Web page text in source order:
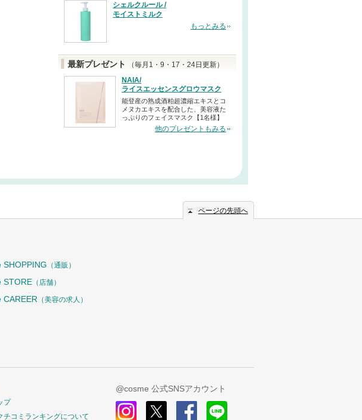
シェルクルール /
モイストミルク
もっとみる
最新プレゼント
（毎月1・9・17・24日更新）
NAIA/
ライスエッセンスグロウマスク
能登産の熟成酒粕超濃縮エキスとコ
メヌカエキスを配合した、美容液た
っぷりのフェイスマスク【1名様】
他のプレゼントもみる
ページの先頭へ
SHOPPING （通販）
STORE （店舗）
CAREER （美容の求人）
プ
チコミランキングについて
@cosme 公式SNSアカウント